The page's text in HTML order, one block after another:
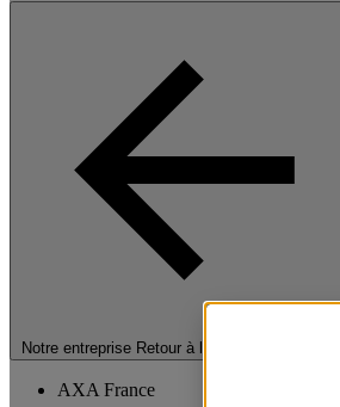
Notre entreprise Retour à la section précédente
AXA France